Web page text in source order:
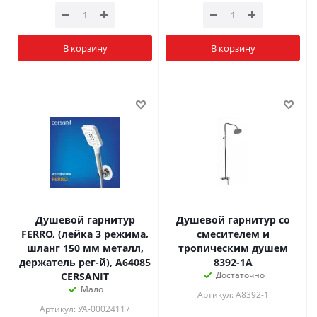
В корзину В корзину
Душевой гарнитур
FERRO, (лейка 3 режима,
шланг 150 мм металл,
держатель рег-й), A64085
CERSANIT
Мало
Артикул: УА-00024117
Душевой гарнитур со
смесителем и
тропическим душем
8392-1А
Достаточно
Артикул: A8392-1